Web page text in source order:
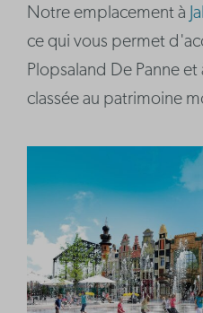
Notre emplacement à
ce qui vous permet
Plopsaland De Panne et
classée au patrimoine